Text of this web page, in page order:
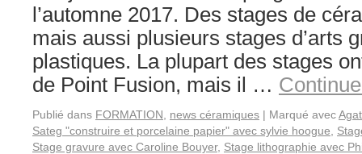
l’automne 2017. Des stages de
mais aussi plusieurs stages d’arts
plastiques. La plupart des stages
de Point Fusion, mais il …
Publié dans FORMATION news céramiques | Marqué avec
Sateg "construire et porcelaine papier" avec sylvie hoogue
Stage gravure avec Caroline Bouyer, Stage lithographie avec